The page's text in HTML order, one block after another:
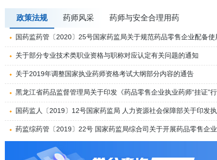
政策法规 药师风采 药师与安全合理用药
国药监药管〔2020〕25号国家药监局关于规范药品零售企业配备
关于部分专业技术类职业资格与职称对应认定有关问题的通知
关于2019年调整国家执业药师资格考试大纲部分内容的通告
黑龙江省药品监督管理局关于印发《药品零售企业执业药师“挂证”
国药监人〔2019〕12号国家药监局 人力资源社会保障部关于印发
施...
药监综药管〔2019〕22号 国家药监局综合司关于开展药品零售企